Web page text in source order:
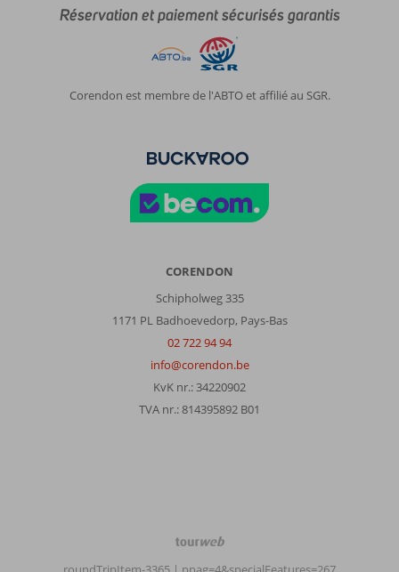
Réservation et paiement sécurisés garantis
Corendon est membre de l'ABTO et affilié au SGR.
CORENDON
Schipholweg 335
1171 PL Badhoevedorp, Pays-Bas
02 722 94 94
info@corendon.be
KvK nr.: 34220902
TVA nr.: 814395892 B01
TourWeb